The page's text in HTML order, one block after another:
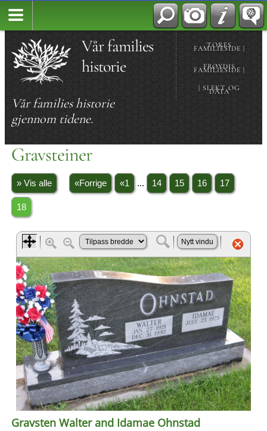
Vår families
historie
Vår families historie
gjennom tidene.
TORES
FAMILIESIDE |
FRØYDIS
FAMILIESIDE |
| SLEKT OG
DATA
Gravsteiner
» Vis alle «Forrige «1 ... 14 15 16 17
18
Gravsten Walter and Idamae Ohnstad